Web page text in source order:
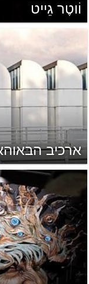
וֹוטֶר גֵייט
ארכיב